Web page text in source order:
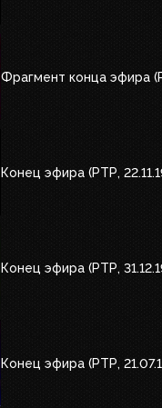
Фрагмент конца эфира
Конец эфира (РТР,
Конец эфира (РТР,
Конец эфира (РТР,